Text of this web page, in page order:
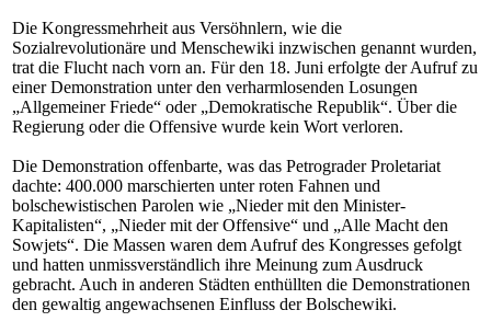
Die Kongressmehrheit aus Versöhnlern, wie die
Sozialrevolutionäre und Menschewiki inzwischen genannt wurden,
trat die Flucht nach vorn an. Für den 18. Juni erfolgte der Aufruf zu
einer Demonstration unter den verharmlosenden Losungen
„Allgemeiner Friede“ oder „Demokratische Republik“. Über die
Regierung oder die Offensive wurde kein Wort verloren.
Die Demonstration offenbarte, was das Petrograder Proletariat
dachte: 400.000 marschierten unter roten Fahnen und
bolschewistischen Parolen wie „Nieder mit den Minister-
Kapitalisten“, „Nieder mit der Offensive“ und „Alle Macht den
Sowjets“. Die Massen waren dem Aufruf des Kongresses gefolgt
und hatten unmissverständlich ihre Meinung zum Ausdruck
gebracht. Auch in anderen Städten enthüllten die Demonstrationen
den gewaltig angewachsenen Einfluss der Bolschewiki.